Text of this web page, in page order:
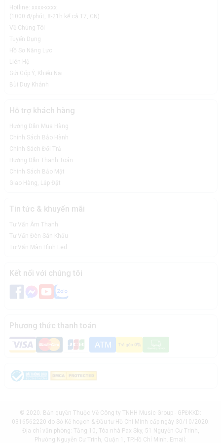
Hotline: xxxx-xxxx
(1000 đ/phút, 8-21h kể cả T7, CN)
Về Chúng Tôi
Tuyển Dụng
Hồ Sơ Năng Lực
Liên Hệ
Gửi Góp Ý, Khiếu Nại
Bùi Duy Khánh
Hỗ trợ khách hàng
Hướng Dẫn Mua Hàng
Chính Sách Bảo Hành
Chính Sách Đổi Trả
Hướng Dẫn Thanh Toán
Chính Sách Bảo Mật
Giao Hàng, Lắp Đặt
Tin tức & khuyến mãi
Tư Vấn Âm Thanh
Tư Vấn Đèn Sân Khấu
Tư Vấn Màn Hình Led
Kết nối với chúng tôi
Phương thức thanh toán
© 2020. Bản quyền Thuộc Về Công ty TNHH Music Group - GPĐKKD:
0316562220 do Sở Kế hoạch & Đầu tư Hồ Chí Minh cấp ngày 30/10/2020.
Địa chỉ văn phòng: Tầng 10, Tòa nhà Pax Sky, 51 Nguyễn Cư Trinh,
Phường Nguyễn Cư Trinh, Quận 1, TP.Hồ Chí Minh. Email: